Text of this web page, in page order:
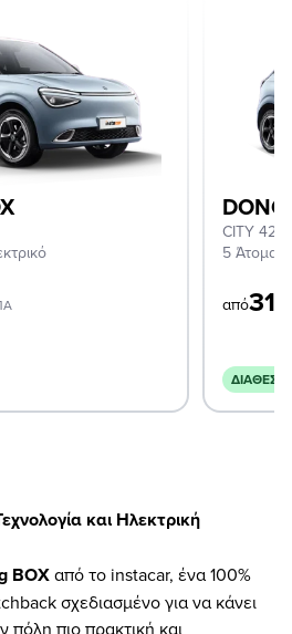
CITY 42
5 Άτομα
από
και Ηλεκτρική
BOXαπό το instacar, ένα 100%
σχεδιασμένο για να κάνει
πόλη πιο πρακτική και